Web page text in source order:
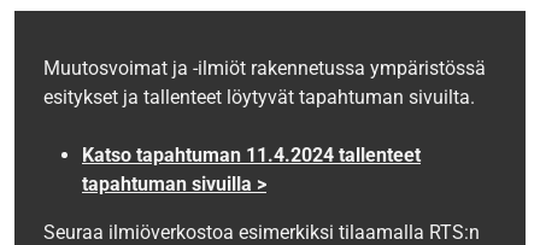
Muutosvoimat ja -ilmiöt rakennetussa ympäristössä
esitykset ja tallenteet löytyvät tapahtuman sivuilta.
Katso tapahtuman 11.4.2024 tallenteet
tapahtuman sivuilla >
Seuraa ilmiöverkostoa esimerkiksi tilaamalla RTS:n